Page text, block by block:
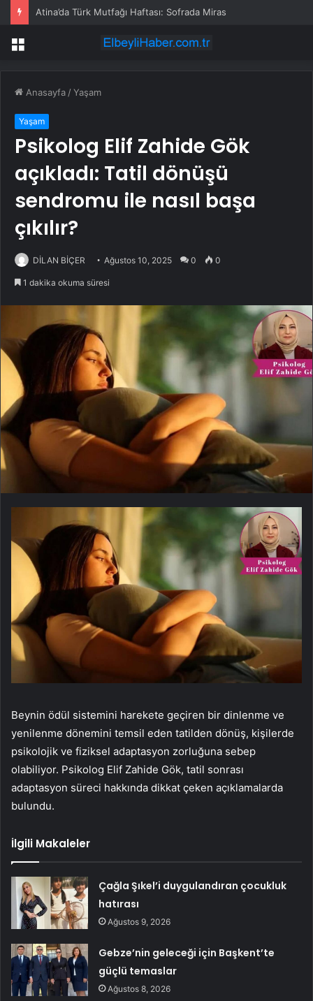
Atina’da Türk Mutfağı Haftası: Sofrada Miras
Menü
Anasayfa /Yaşam
Yaşam
Psikolog Elif Zahide Gök
açıkladı: Tatil dönüşü
sendromu ile nasıl başa
çıkılır?
DİLAN BİÇER Ağustos 10, 2025 0 0
1 dakika okuma süresi
Beynin ödül sistemini harekete geçiren bir dinlenme ve
yenilenme dönemini temsil eden tatilden dönüş, kişilerde
psikolojik ve fiziksel adaptasyon zorluğuna sebep
olabiliyor. Psikolog Elif Zahide Gök, tatil sonrası
adaptasyon süreci hakkında dikkat çeken açıklamalarda
bulundu.
İlgili Makaleler
Çağla Şıkel’i duygulandıran çocukluk
hatırası
Ağustos 9, 2026
Gebze’nin geleceği için Başkent’te
güçlü temaslar
Ağustos 8, 2026